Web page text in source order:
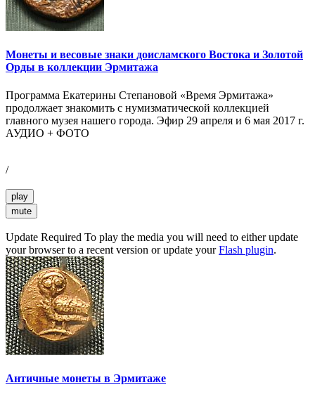
Монеты и весовые знаки доисламского Востока и Золотой
Орды в коллекции Эрмитажа
Программа Екатерины Степановой «Время Эрмитажа»
продолжает знакомить с нумизматической коллекцией
главного музея нашего города. Эфир 29 апреля и 6 мая 2017 г.
АУДИО + ФОТО
/
play
mute
Update Required To play the media you will need to either update
your browser to a recent version or update yourFlash plugin.
Античные монеты в Эрмитаже